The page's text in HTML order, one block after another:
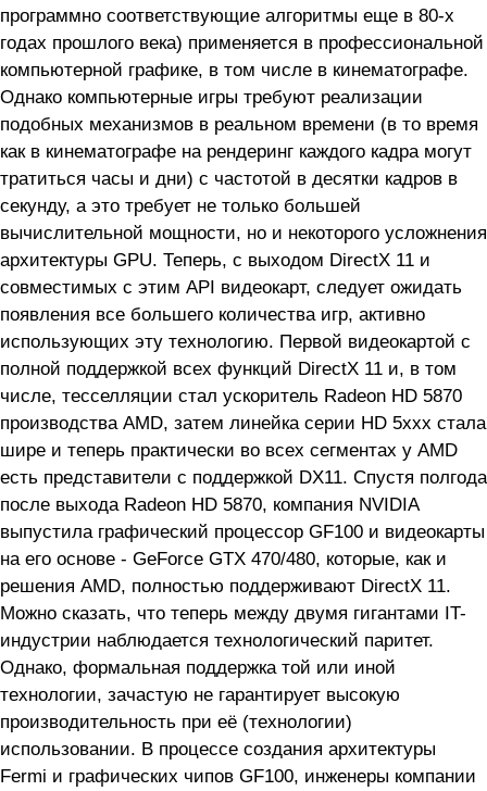
программно соответствующие алгоритмы еще в 80-х
годах прошлого века) применяется в профессиональной
компьютерной графике, в том числе в кинематографе.
Однако компьютерные игры требуют реализации
подобных механизмов в реальном времени (в то время
как в кинематографе на рендеринг каждого кадра могут
тратиться часы и дни) с частотой в десятки кадров в
секунду, а это требует не только большей
вычислительной мощности, но и некоторого усложнения
архитектуры GPU. Теперь, с выходом DirectX 11 и
совместимых с этим API видеокарт, следует ожидать
появления все большего количества игр, активно
использующих эту технологию. Первой видеокартой с
полной поддержкой всех функций DirectX 11 и, в том
числе, тесселляции стал ускоритель Radeon HD 5870
производства AMD, затем линейка серии HD 5xxx стала
шире и теперь практически во всех сегментах у AMD
есть представители с поддержкой DX11. Спустя полгода
после выхода Radeon HD 5870, компания NVIDIA
выпустила графический процессор GF100 и видеокарты
на его основе - GeForce GTX 470/480, которые, как и
решения AMD, полностью поддерживают DirectX 11.
Можно сказать, что теперь между двумя гигантами IT-
индустрии наблюдается технологический паритет.
Однако, формальная поддержка той или иной
технологии, зачастую не гарантирует высокую
производительность при её (технологии)
использовании. В процессе создания архитектуры
Fermi и графических чипов GF100, инженеры компании